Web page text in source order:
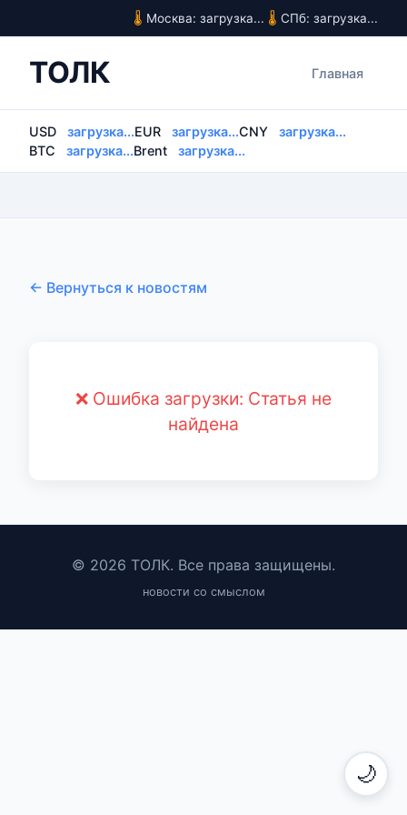
🌙
Москва: загрузка... СПб: загрузка...
ТОЛК Главная
USD загрузка...EUR загрузка...CNY
загрузка...
BTC
загрузка...Brent загрузка...
← Вернуться к новостям
❌ Ошибка загрузки: Статья не
найдена
© 2026 ТОЛК. Все права защищены.
новости со смыслом